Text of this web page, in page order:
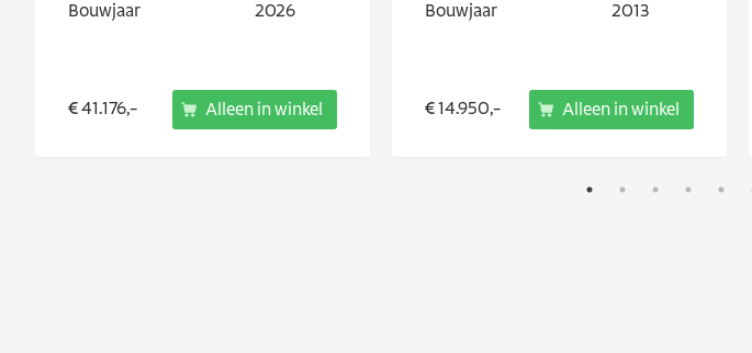
Bouwjaar 2026
€ 41.176,- Alleen in winkel
Bouwjaar 2013
€ 14.950,- Alleen in winkel